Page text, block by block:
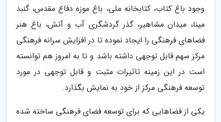
وجود باغ کتاب، کتابخانه ملی، باغ موزه دفاع مقدس، گنبد
مینا، میدان مشاهیر، گذر گردشگری آب و آتش، باغ هنر
فضاهای فرهنگی را ایجاد نموده تا در افزایش سرانه فرهنگی
مرکز سهم قابل توجهی داشته باشد و تا به امروز هم توانسته
است در این زمینه تاثیرات مثبت و قابل توجهی در مورد
توسعه فرهنگی مرکز از خود به نمایش بگذارد.
یکی از فضاهایی که برای توسعه فضای فرهنگی ساخته شده